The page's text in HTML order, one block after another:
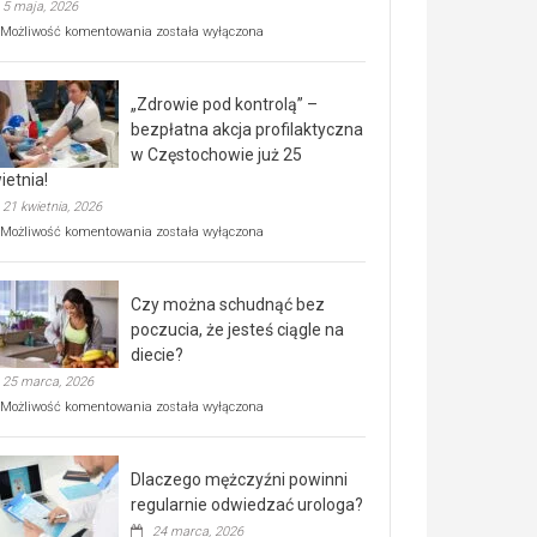
5 maja, 2026
Możliwość komentowania Rusza
rehabilitacji
dla
seniorów!
została wyłączona
„Zdrowie pod kontrolą” –
bezpłatna akcja profilaktyczna
w Częstochowie już 25
21 kwietnia, 2026
Możliwość komentowania „Zdrowie
bezpłatna
akcja
profilaktyczna
w
już
kwietnia!
została wyłączona
Czy można schudnąć bez
poczucia, że jesteś ciągle na
diecie?
25 marca, 2026
Możliwość komentowania Czy
poczucia,
że
została wyłączona
Dlaczego mężczyźni powinni
regularnie odwiedzać urologa?
24 marca, 2026